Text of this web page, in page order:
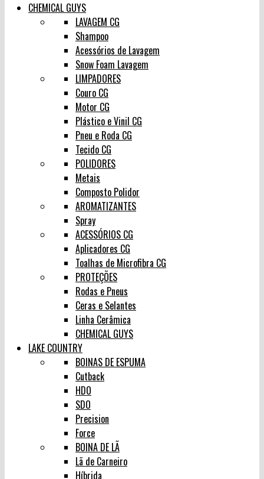
CHEMICAL GUYS
LAVAGEM CG
Shampoo
Acessórios de Lavagem
Snow Foam Lavagem
LIMPADORES
Couro CG
Motor CG
Plástico e Vinil CG
Pneu e Roda CG
Tecido CG
POLIDORES
Metais
Composto Polidor
AROMATIZANTES
Spray
ACESSÓRIOS CG
Aplicadores CG
Toalhas de Microfibra CG
PROTEÇÕES
Rodas e Pneus
Ceras e Selantes
Linha Cerâmica
CHEMICAL GUYS
LAKE COUNTRY
BOINAS DE ESPUMA
Cutback
HDO
SDO
Precision
Force
BOINA DE LÃ
Lã de Carneiro
Híbrida